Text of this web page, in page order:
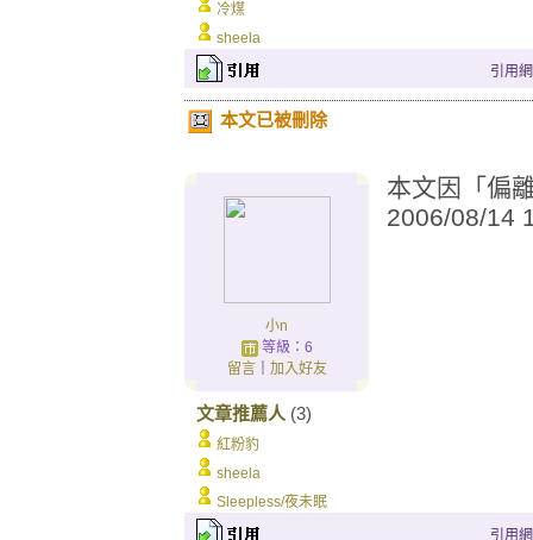
冷煤
sheela
引用
本文已被刪除
小n
等級：6
留言｜ 加入好友
文章推薦人 (3)
紅粉豹
sheela
Sleepless/夜未眠
本文因「偏
2006/08/14
引用